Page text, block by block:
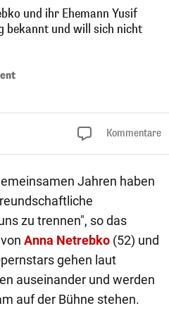
und ihr Ehemann Yusif
bekannt und will sich nicht
Kommentare
Jahren haben
zu trennen", so das
Anna Netrebko (52) und
gehen laut
auseinander und werden
auf der Bühne stehen.